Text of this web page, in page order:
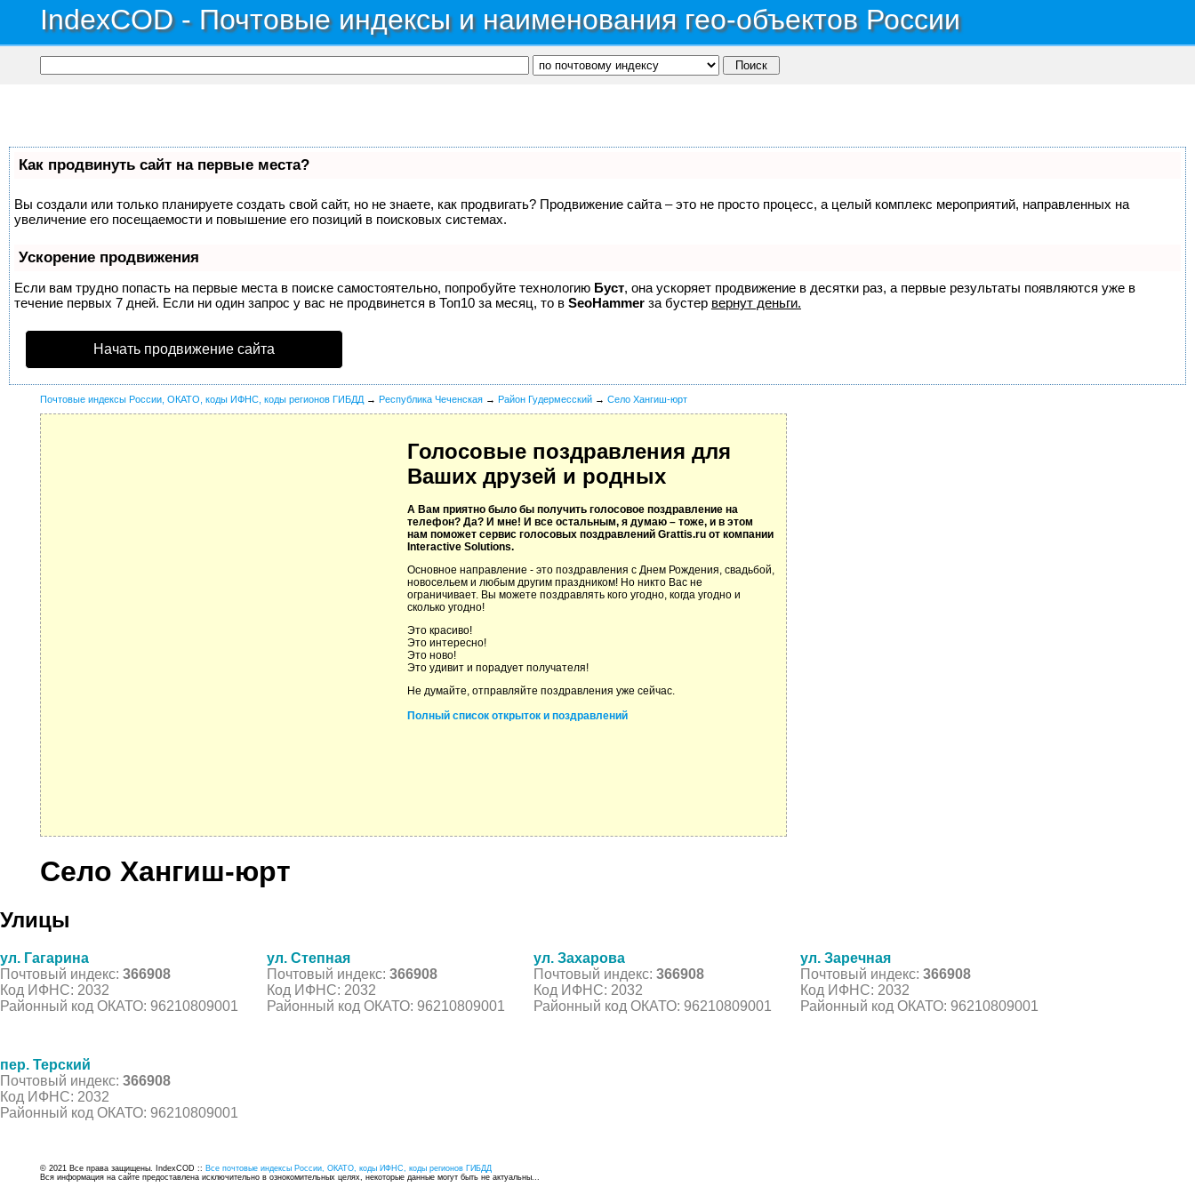
IndexCOD - Почтовые индексы и наименования гео-объектов России
Как продвинуть сайт на первые места?
Вы создали или только планируете создать свой сайт, но не знаете, как продвигать? Продвижение сайта – это не просто процесс, а целый комплекс мероприятий, направленных на
увеличение его посещаемости и повышение его позиций в поисковых системах.
Ускорение продвижения
Если вам трудно попасть на первые места в поиске самостоятельно, попробуйте технологию Буст, она ускоряет продвижение в десятки раз, а первые результаты появляются уже в
течение первых 7 дней. Если ни один запрос у вас не продвинется в Топ10 за месяц, то в SeoHammer за бустер вернут деньги.
Начать продвижение сайта
Почтовые индексы России, ОКАТО, коды ИФНС, коды регионов ГИБДД → Республика Чеченская → Район Гудермесский → Село Хангиш-юрт
Голосовые поздравления для
Ваших друзей и родных
А Вам приятно было бы получить голосовое поздравление на
телефон? Да? И мне! И все остальным, я думаю – тоже, и в этом
нам поможет сервис голосовых поздравлений Grattis.ru от компании
Interactive Solutions.
Основное направление - это поздравления с Днем Рождения, свадьбой,
новосельем и любым другим праздником! Но никто Вас не
ограничивает. Вы можете поздравлять кого угодно, когда угодно и
сколько угодно!
Это красиво!
Это интересно!
Это ново!
Это удивит и порадует получателя!
Не думайте, отправляйте поздравления уже сейчас.
Полный список открыток и поздравлений
Село Хангиш-юрт
Улицы
ул. Гагарина
Почтовый индекс: 366908
Код ИФНС: 2032
Районный код ОКАТО: 96210809001
ул. Степная
Почтовый индекс: 366908
Код ИФНС: 2032
Районный код ОКАТО: 96210809001
ул. Захарова
Почтовый индекс: 366908
Код ИФНС: 2032
Районный код ОКАТО: 96210809001
ул. Заречная
Почтовый индекс: 366908
Код ИФНС: 2032
Районный код ОКАТО: 96210809001
пер. Терский
Почтовый индекс: 366908
Код ИФНС: 2032
Районный код ОКАТО: 96210809001
© 2021 Все права защищены. IndexCOD :: Все почтовые индексы России, ОКАТО, коды ИФНС, коды регионов ГИБДД
Вся информация на сайте предоставлена исключительно в ознокомительных целях, некоторые данные могут быть не актуальны...